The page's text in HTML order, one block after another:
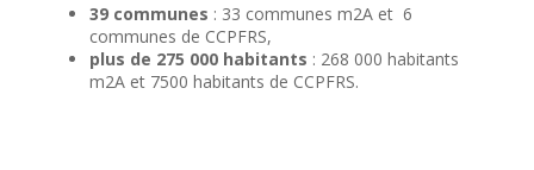
39 communes : 33 communes m2A et 6
communes de CCPFRS,
plus de 275 000 habitants : 268 000 habitants
m2A et 7500 habitants de CCPFRS.